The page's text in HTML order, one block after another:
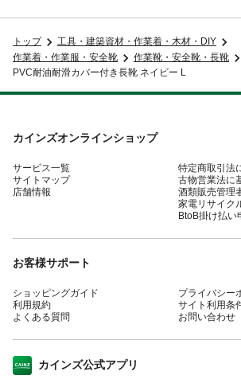
トップ
工具・建築資材・作業着・木材・DIY
作業着・作業服・安全靴
作業靴・安全靴・長靴
PVC耐油耐滑カバー付き長靴 ネイビー L
カインズオンラインショップ
サービス一覧
サイトマップ
店舗情報
特定商取引法
古物営業法に
酒類販売管理
家電リサイク
BtoB掛け払い
お客様サポート
ショッピングガイド
利用規約
よくある質問
プライバシー
サイト利用条
お問い合わせ
カインズ公式アプリ